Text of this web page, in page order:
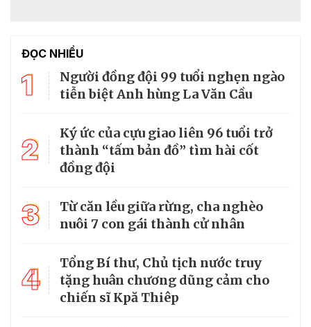
ĐỌC NHIỀU
1
Người đồng đội 99 tuổi nghẹn ngào
tiễn biệt Anh hùng La Văn Cầu
2
Ký ức của cựu giao liên 96 tuổi trở
thành “tấm bản đồ” tìm hài cốt
đồng đội
3
Từ căn lều giữa rừng, cha nghèo
nuôi 7 con gái thành cử nhân
4
Tổng Bí thư, Chủ tịch nước truy
tặng huân chương dũng cảm cho
chiến sĩ Kpă Thiêp